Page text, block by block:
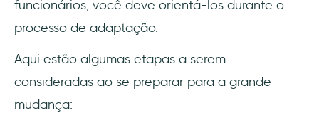
funcionários, você deve orientá-los durante o
processo de adaptação.
Aqui estão algumas etapas a serem
consideradas ao se preparar para a grande
mudança: